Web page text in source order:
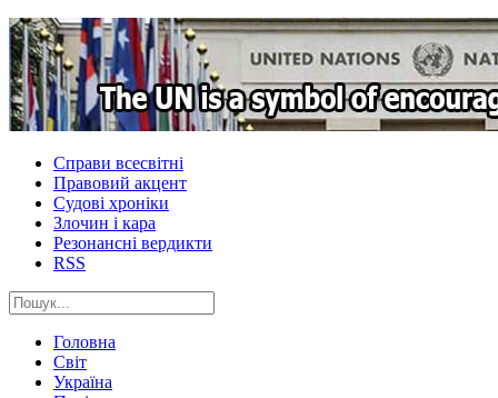
Справи всесвітні
Правовий акцент
Судові хроніки
Злочин і кара
Резонансні вердикти
RSS
Головна
Світ
Україна